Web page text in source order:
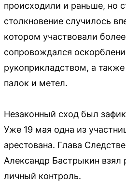
происходили и раньше, но
столкновение случилось
котором участвовали
сопровождался
рукоприкладством, а
палок и метел.
Незаконный сход был
Уже 19 мая одна из
арестована. Глава
Александр Бастрыкин взял
личный контроль.